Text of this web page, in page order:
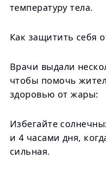
температуру тела.
Как защитить себя
Врачи выдали
чтобы помочь
здоровью от жары:
Избегайте
и 4 часами дня,
сильная.